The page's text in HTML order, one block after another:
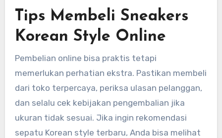
Tips Membeli Sneakers
Korean Style Online
Pembelian online bisa praktis tetapi
memerlukan perhatian ekstra. Pastikan membeli
dari toko terpercaya, periksa ulasan pelanggan,
dan selalu cek kebijakan pengembalian jika
ukuran tidak sesuai. Jika ingin rekomendasi
sepatu Korean style terbaru, Anda bisa melihat